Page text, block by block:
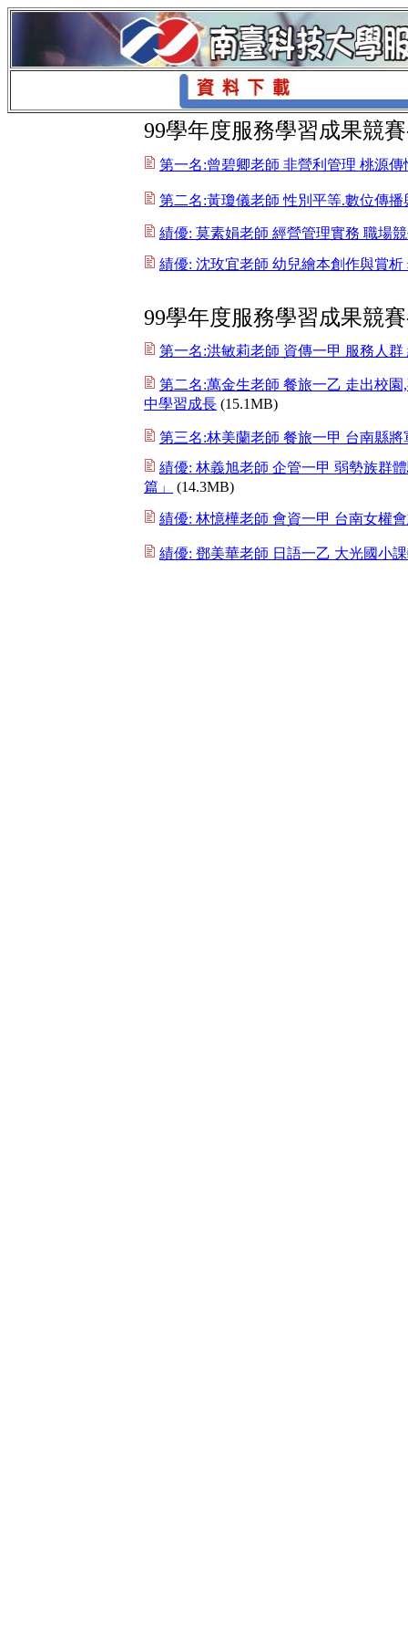
99學年度服務學習成果競
第一名:曾碧卿老師 非營利管理 桃源
第二名:黃瓊儀老師 性別平等.數位傳
績優: 莫素娟老師 經營管理實務 職場
績優: 沈玫宜老師 幼兒繪本創作與賞
99學年度服務學習成果競
第一名:洪敏莉老師 資傳一甲 服務人群
第二名:萬金生老師 餐旅一乙 走出校
中學習成長 (15.1MB)
第三名:林美蘭老師 餐旅一甲 台南縣
績優: 林義旭老師 企管一甲 弱勢族群
篇」
(14.3MB)
績優: 林憶樺老師 會資一甲 台南女權
績優: 鄧美華老師 日語一乙 大光國小